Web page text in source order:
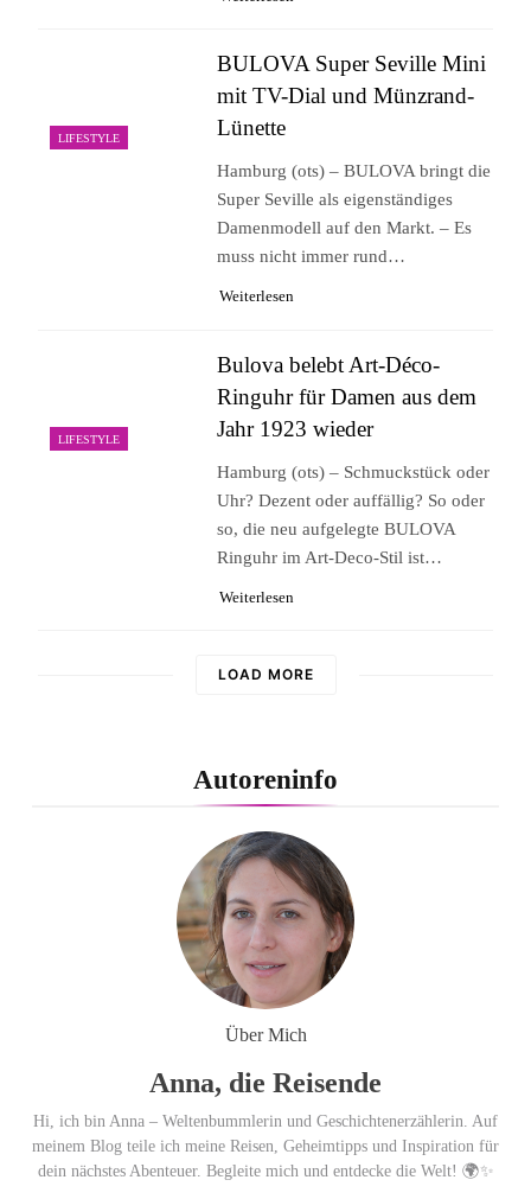
LIFESTYLE
BULOVA Super Seville Mini
mit TV-Dial und Münzrand-
Lünette
Hamburg (ots) – BULOVA bringt die
Super Seville als eigenständiges
Damenmodell auf den Markt. – Es
muss nicht immer rund…
Weiterlesen
LIFESTYLE
Bulova belebt Art-Déco-
Ringuhr für Damen aus dem
Jahr 1923 wieder
Hamburg (ots) – Schmuckstück oder
Uhr? Dezent oder auffällig? So oder
so, die neu aufgelegte BULOVA
Ringuhr im Art-Deco-Stil ist…
Weiterlesen
LOAD MORE
Autoreninfo
Über Mich
Anna, die Reisende
Hi, ich bin Anna – Weltenbummlerin und Geschichtenerzählerin. Auf
meinem Blog teile ich meine Reisen, Geheimtipps und Inspiration für
dein nächstes Abenteuer. Begleite mich und entdecke die Welt! 🌍✨